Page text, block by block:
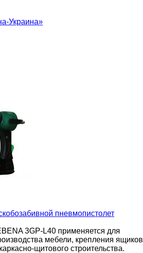
Украина»
пневмопистолет
3GP-L40 применяется для
мебели, крепления ящиков
щитового строительства.